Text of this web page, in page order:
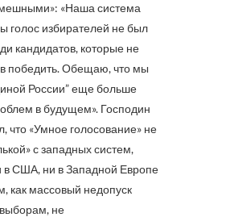
«Наша система
голос избирателей не был
кандидатов, которые не
победить. Обещаю, что мы
России” еще больше
в будущем». Господин
что «Умное голосование» не
с западных систем,
в США, ни в Западной Европе
как массовый недопуск
не